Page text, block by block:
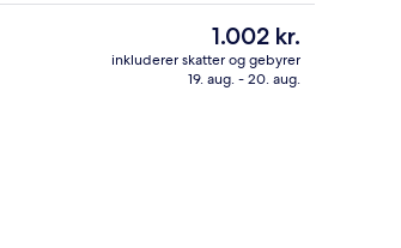
Bar (på overnatningsstedet)
Den
nuværende
pris
1.002 kr.
inkluderer skatter og gebyrer
19. aug. - 20. aug.